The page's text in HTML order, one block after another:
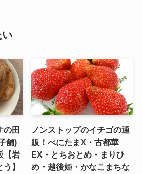
い
の田
舗)
【岩
】
ノンストップのイチゴの通
販！べにたまX・古都華
EX・とちおとめ・まりひ
め・越後姫・かなこまちな